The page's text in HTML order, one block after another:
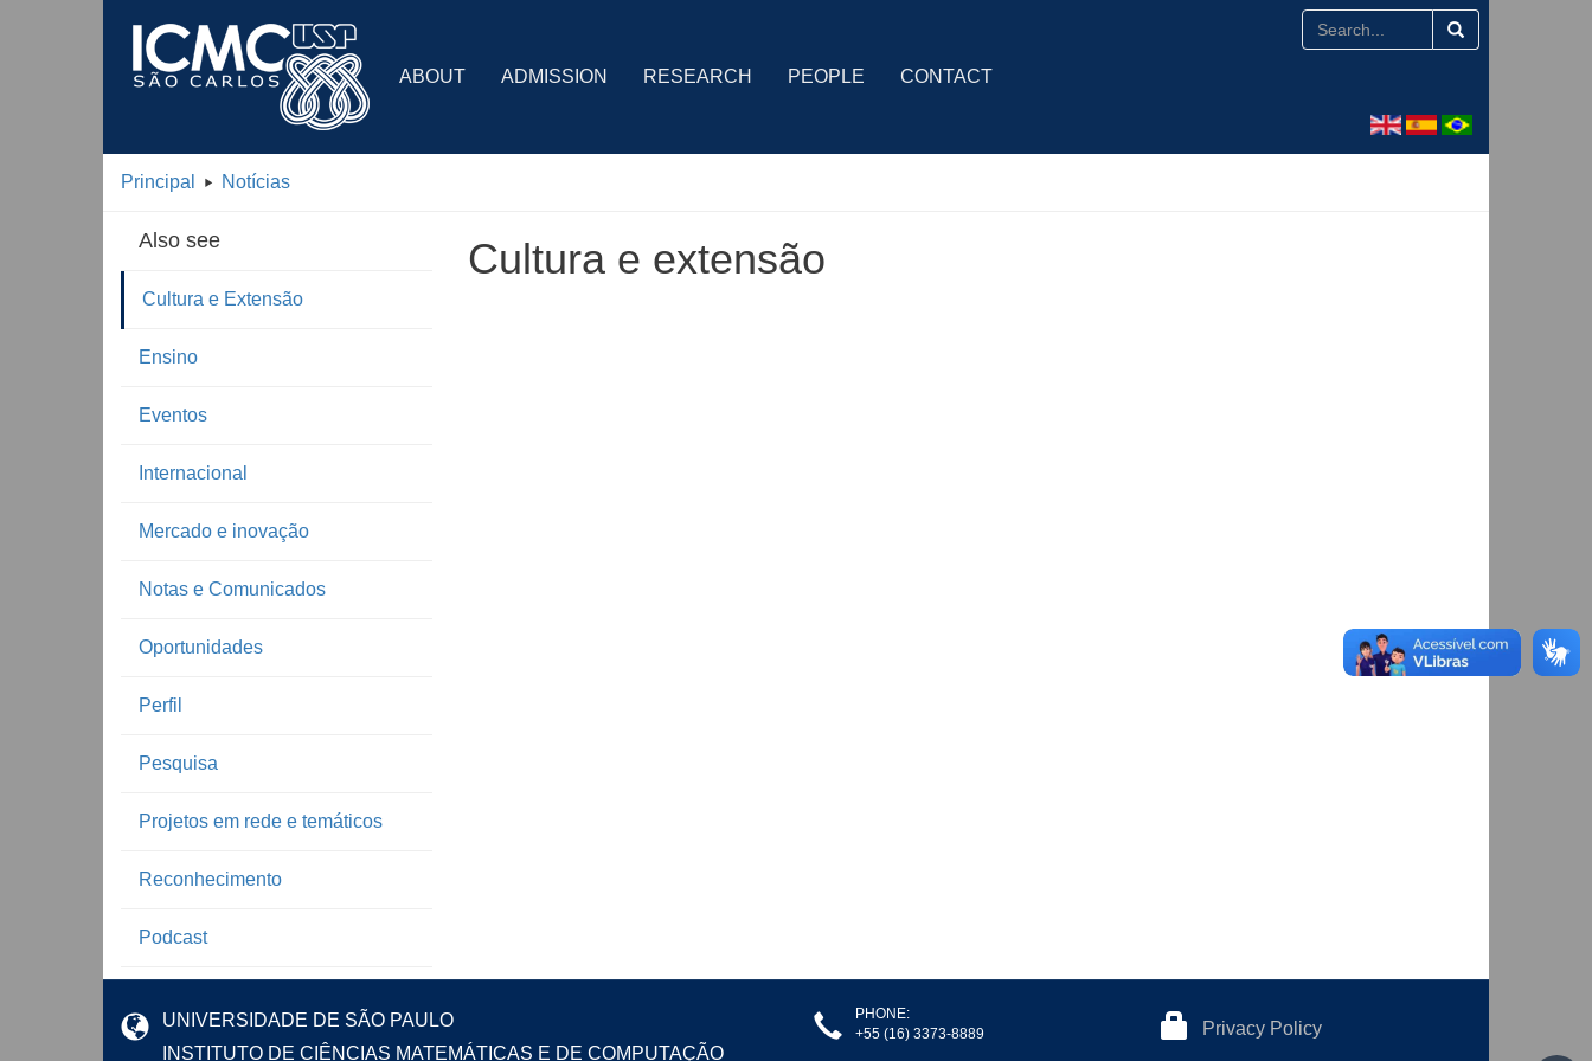
ABOUT ADMISSION RESEARCH PEOPLE CONTACT
Principal Notícias
Also see
Cultura e Extensão
Ensino
Eventos
Internacional
Mercado e inovação
Notas e Comunicados
Oportunidades
Perfil
Pesquisa
Projetos em rede e temáticos
Reconhecimento
Podcast
Cultura e extensão
UNIVERSIDADE DE SÃO PAULO
INSTITUTO DE CIÊNCIAS MATEMÁTICAS E DE COMPUTAÇÃO
PHONE:
+55 (16) 3373-8889
Privacy Policy